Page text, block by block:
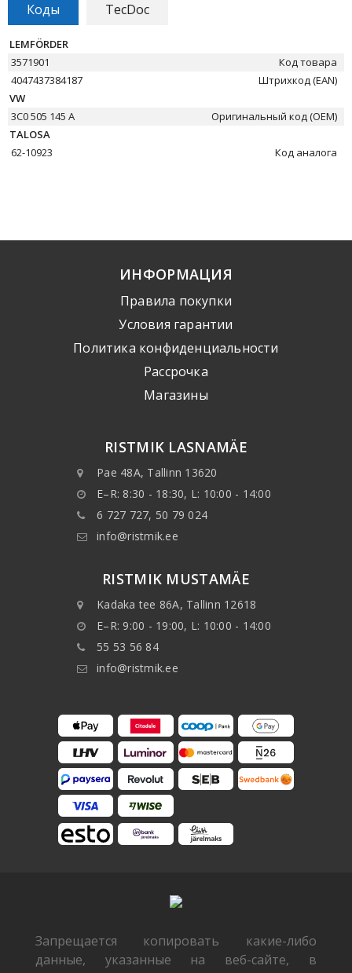
Коды TecDoc
LEMFÖRDER
3571901
Код товара
4047437384187
Штрихкод (EAN)
VW
3C0 505 145 A
Оригинальный код (OEM)
TALOSA
62-10923
Код аналога
ИНФОРМАЦИЯ
Правила покупки
Условия гарантии
Политика конфиденциальности
Рассрочка
Mагазины
RISTMIK LASNAMÄE
Pae 48A, Tallinn 13620
E–R: 8:30 - 18:30, L: 10:00 - 14:00
6 727 727, 50 79 024
info@ristmik.ee
RISTMIK MUSTAMÄE
Kadaka tee 86A, Tallinn 12618
E–R: 9:00 - 19:00, L: 10:00 - 14:00
55 53 56 84
info@ristmik.ee
Запрещается копировать какие-либо
данные, указанные на веб-сайте, в